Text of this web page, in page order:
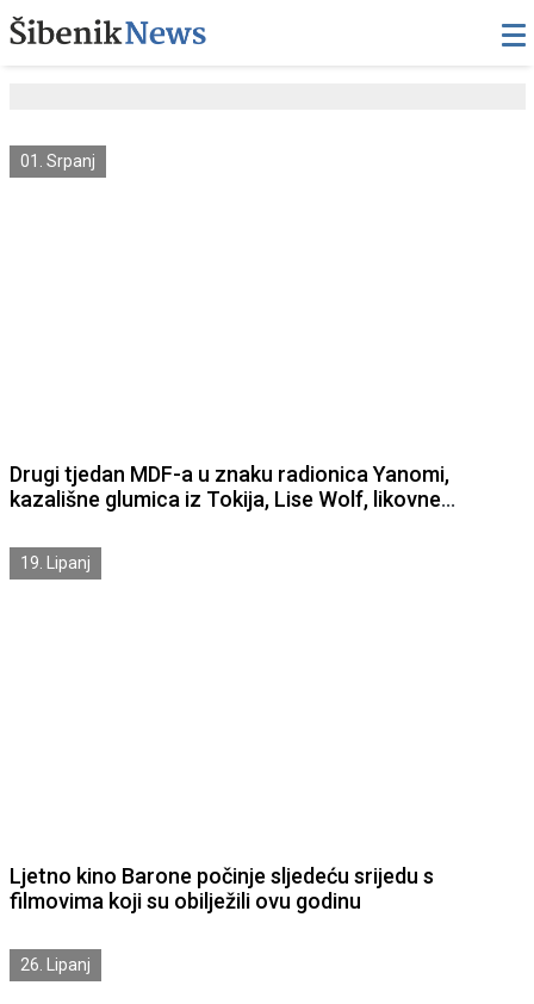
01. Srpanj
Drugi tjedan MDF-a u znaku radionica Yanomi,
kazališne glumica iz Tokija, Lise Wolf, likovne
Londona
19. Lipanj
Ljetno kino Barone počinje sljedeću srijedu s
filmovima koji su obilježili ovu godinu
26. Lipanj